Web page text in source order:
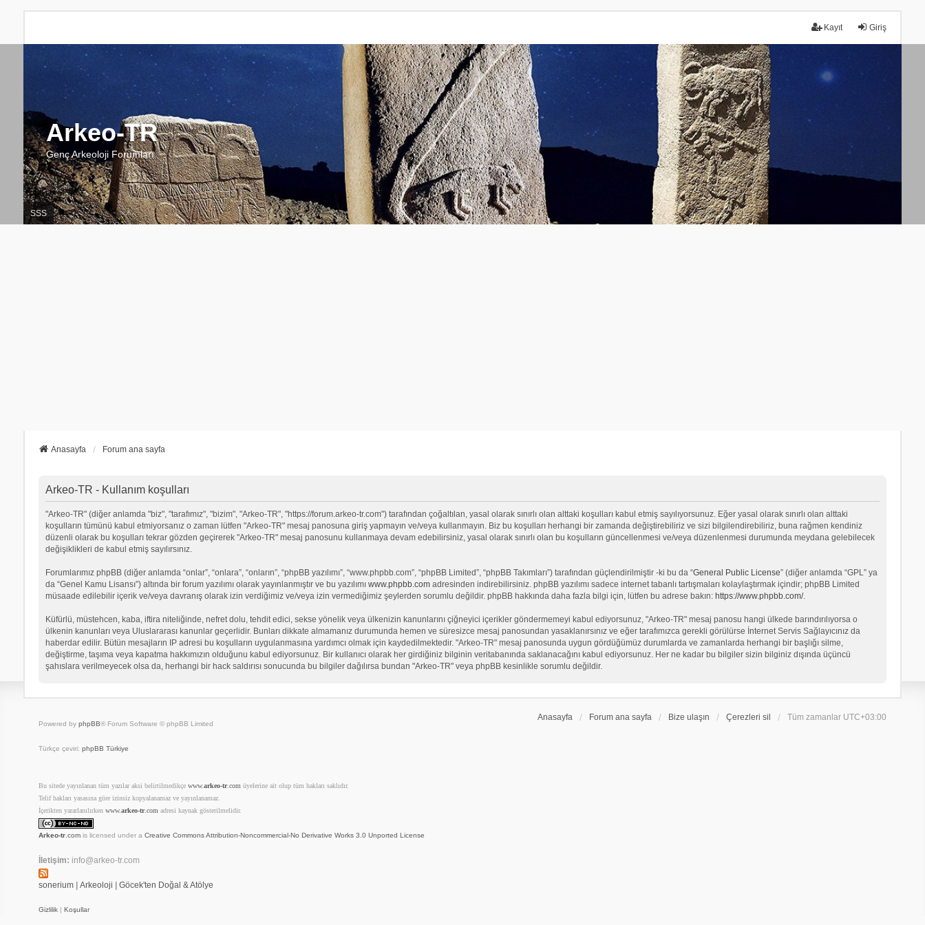
Giriş
Kayıt
Arkeo-TR
Genç Arkeoloji Forumları
SSS
Anasayfa Forum ana sayfa
Arkeo-TR - Kullanım koşulları
"Arkeo-TR" (diğer anlamda "biz", "tarafımız", "bizim", "Arkeo-TR", "https://forum.arkeo-tr.com") tarafından çoğaltılan, yasal olarak sınırlı olan alttaki koşulları kabul etmiş sayılıyorsunuz. Eğer yasal olarak sınırlı olan alttaki
koşulların tümünü kabul etmiyorsanız o zaman lütfen "Arkeo-TR" mesaj panosuna giriş yapmayın ve/veya kullanmayın. Biz bu koşulları herhangi bir zamanda değiştirebiliriz ve sizi bilgilendirebiliriz, buna rağmen kendiniz
düzenli olarak bu koşulları tekrar gözden geçirerek "Arkeo-TR" mesaj panosunu kullanmaya devam edebilirsiniz, yasal olarak sınırlı olan bu koşulların güncellenmesi ve/veya düzenlenmesi durumunda meydana gelebilecek
değişiklikleri de kabul etmiş sayılırsınız.
Forumlarımız phpBB (diğer anlamda “onlar”, “onlara”, “onların”, “phpBB yazılımı”, “www.phpbb.com”, “phpBB Limited”, “phpBB Takımları”) tarafından güçlendirilmiştir -ki bu da “General Public License” (diğer anlamda “GPL” ya
da “Genel Kamu Lisansı”) altında bir forum yazılımı olarak yayınlanmıştır ve bu yazılımı www.phpbb.comadresinden indirebilirsiniz. phpBB yazılımı sadece internet tabanlı tartışmaları kolaylaştırmak içindir; phpBB Limited
müsaade edilebilir içerik ve/veya davranış olarak izin verdiğimiz ve/veya izin vermediğimiz şeylerden sorumlu değildir. phpBB hakkında daha fazla bilgi için, lütfen bu adrese bakın: https://www.phpbb.com/.
Küfürlü, müstehcen, kaba, iftira niteliğinde, nefret dolu, tehdit edici, sekse yönelik veya ülkenizin kanunlarını çiğneyici içerikler göndermemeyi kabul ediyorsunuz, "Arkeo-TR" mesaj panosu hangi ülkede barındırılıyorsa o
ülkenin kanunları veya Uluslararası kanunlar geçerlidir. Bunları dikkate almamanız durumunda hemen ve süresizce mesaj panosundan yasaklanırsınız ve eğer tarafımızca gerekli görülürse İnternet Servis Sağlayıcınız da
haberdar edilir. Bütün mesajların IP adresi bu koşulların uygulanmasına yardımcı olmak için kaydedilmektedir. "Arkeo-TR" mesaj panosunda uygun gördüğümüz durumlarda ve zamanlarda herhangi bir başlığı silme,
değiştirme, taşıma veya kapatma hakkımızın olduğunu kabul ediyorsunuz. Bir kullanıcı olarak her girdiğiniz bilginin veritabanında saklanacağını kabul ediyorsunuz. Her ne kadar bu bilgiler sizin bilginiz dışında üçüncü
şahıslara verilmeyecek olsa da, herhangi bir hack saldırısı sonucunda bu bilgiler dağılırsa bundan "Arkeo-TR" veya phpBB kesinlikle sorumlu değildir.
Anasayfa Forum ana sayfa Bize ulaşın Çerezleri sil Tüm zamanlar UTC+03:00
Powered by phpBB® Forum Software © phpBB Limited
Türkçe çeviri: phpBB Türkiye
Bu sitede yayınlanan tüm yazılar aksi belirtilmedikçe www.arkeo-tr.com üyelerine ait olup tüm hakları saklıdır.
Telif hakları yasasına göre izinsiz kopyalanamaz ve yayınlanamaz.
İçerikten yararlanılırken www.arkeo-tr.com adresi kaynak gösterilmelidir.
Arkeo-tr.comis licensed under a Creative Commons Attribution-Noncommercial-No Derivative Works 3.0 Unported License
İletişim: info@arkeo-tr.com
sonerium Arkeoloji Göcek'ten Doğal & Atölye
Gizlilik| Koşullar